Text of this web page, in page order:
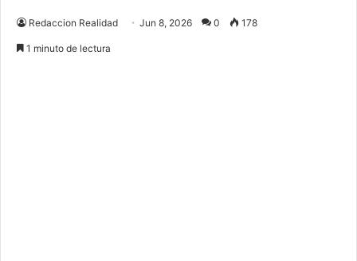
Redaccion Realidad Jun 8, 2026 0 178
1 minuto de lectura